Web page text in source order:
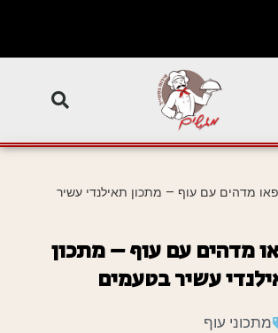
מדהים עם עוף – מתכון תאילנדי עשיר
מדהים עם עוף – מתכון
עשיר בטעמים
מתכוני עוף